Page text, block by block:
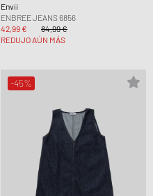
Envii
ENBREE JEANS 6856
42,99 €
84,99 €
REDUJO AÚN MÁS
-45%